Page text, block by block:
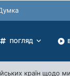
ПОГЛЯД
країн щодо